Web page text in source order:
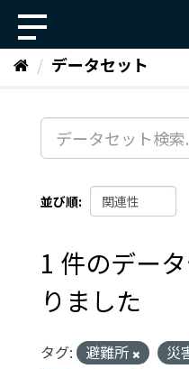
ッ
データセット
並び順
1 件のデー
りました
タグ: 避難所 災